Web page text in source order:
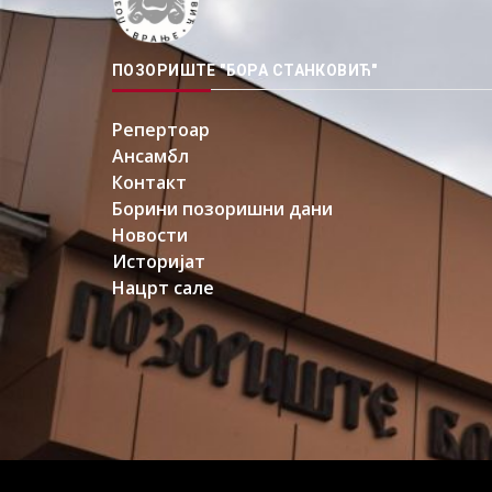
ПОЗОРИШТЕ "БОРА СТАНКОВИЋ"
Репертоар
Ансамбл
Контакт
Борини позоришни дани
Новости
Историјат
Нацрт сале